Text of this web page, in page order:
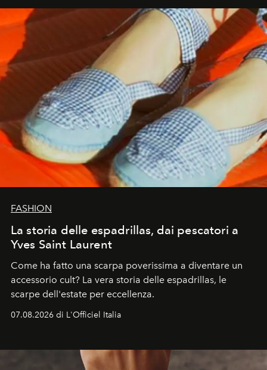
FASHION
La storia delle espadrillas, dai pescatori a
Yves Saint Laurent
Come ha fatto una scarpa poverissima a diventare un
accessorio cult? La vera storia delle espadrillas, le
scarpe dell'estate per eccellenza.
07.08.2026 di L'Officiel Italia